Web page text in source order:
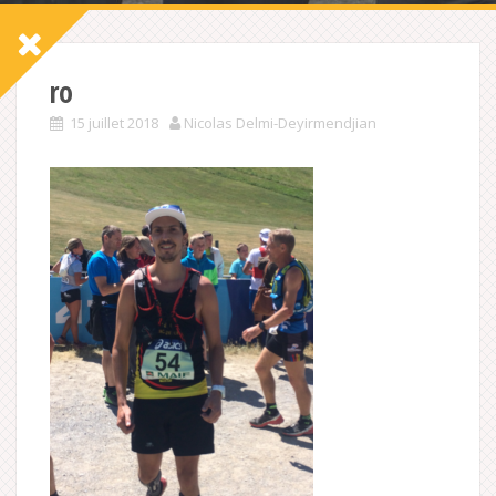
ro
15 juillet 2018 Nicolas Delmi-Deyirmendjian